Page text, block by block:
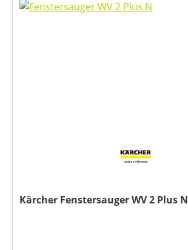
Kärcher Fenstersauger WV 2 Plus N